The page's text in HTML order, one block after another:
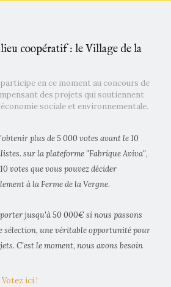
coopératif : le Village de la
en ce moment au concours de
des projets qui soutiennent
sociale et environnementale.
plus de 5 000 votes avant le 10
sur la plateforme "Fabrique Aviva",
votes que vous pouvez décider
à la Ferme de la Vergne.
jusqu'à 50 000€ si nous passons
sélection, une véritable opportunité pour
C'est le moment, nous avons besoin
ici !